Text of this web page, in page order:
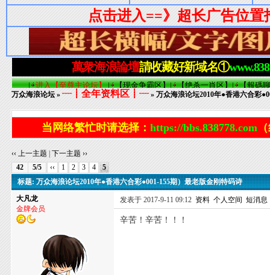
万众海浪论坛 »┈┋全年资料区┋┈» 万众海浪论坛2010年●香港六合彩
当网络繁忙时请选择： https://bbs.838778.com
‹‹ 上一主题 |下一主题 ››
42
5/5 ‹‹ 1 2 3 4
5
标题: 万众海浪论坛2010年●香港六合彩●001-155期）最老版金刚特码诗
大凡龙
金牌会员
发表于 2017-9-11 09:12 资料 个人空间 短消息
辛苦！辛苦！！！